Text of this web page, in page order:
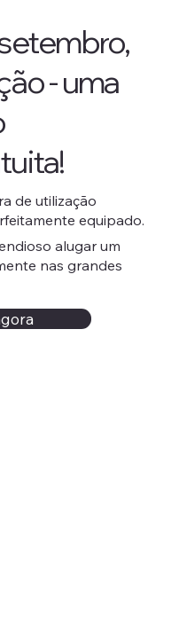
- uma
de utilização
equipado.
alugar um
nas grandes